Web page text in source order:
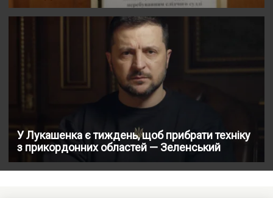
У Лукашенка є тиждень, щоб прибрати техніку
з прикордонних областей — Зеленський